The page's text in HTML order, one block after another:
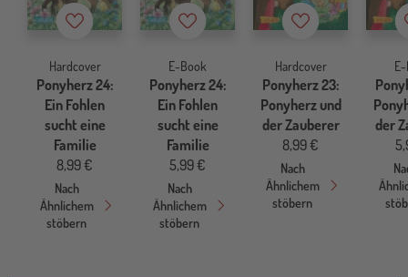
Merkzettel
Hardcover
Ponyherz 24:
Ein Fohlen
sucht eine
Familie
8,99 €
Nach
Ähnlichem
stöbern
Merkzettel
E-Book
Ponyherz 24:
Ein Fohlen
sucht eine
Familie
5,99 €
Nach
Ähnlichem
stöbern
Merkzettel
Hardcover
Ponyherz 23:
Ponyherz und
der Zauberer
8,99 €
Nach
Ähnlichem
stöbern
der